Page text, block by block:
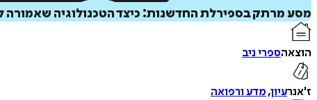
מסע מרתק בספירלת החדשנות: כיצד הטכנולוגיה שאמורה
הוצאהספרי ניב
ז'אנרעיון,מדע ורפואה